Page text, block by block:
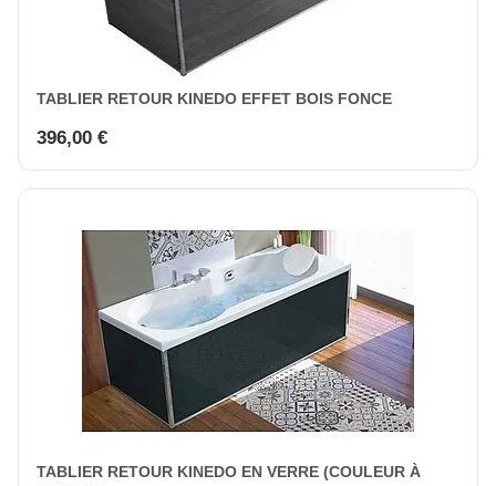
TABLIER RETOUR KINEDO EFFET BOIS FONCE
396,00 €
TABLIER RETOUR KINEDO EN VERRE (COULEUR À